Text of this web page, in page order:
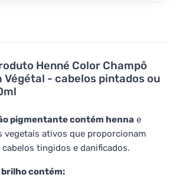
Henné Color Champô
Végétal - cabelos pintados ou
pigmentante contém henna e
vegetais ativos que proporcionam
tingidos e danificados.
brilho contém: